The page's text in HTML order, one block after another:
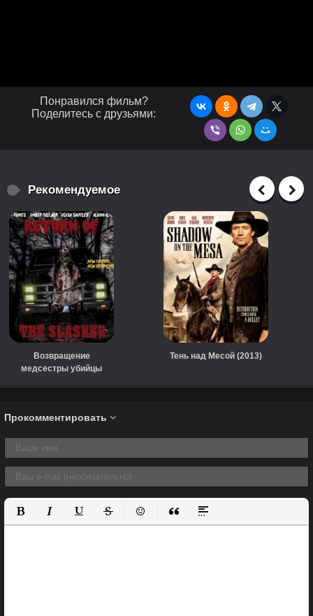
Понравился фильм?
Поделитесь с друзьями:
Рекомендуемое
Возвращение
медсестры убийцы
Тень над Месой (2013)
Прокомментировать
Полужирный
КурсивПодчеркнутый
ЗачеркнутыйВставить смайлик
Вставка цитаты
Вставка спойлера